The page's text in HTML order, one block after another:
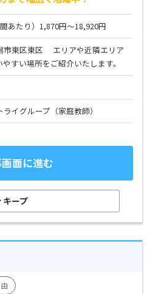
あたり）1,870円～18,920円
市東区東区 エリアや近隣エリア
やすい場所をご紹介いたします。
イグループ（家庭教師）
面に進む
キープ